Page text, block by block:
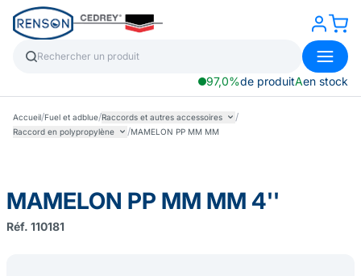
97,0%de produitAen stock
Accueil/Fuel et adblue/Raccords et autres accessoires /
Raccord en polypropylène /MAMELON PP MM MM
MAMELON PP MM MM 4''
Réf. 110181